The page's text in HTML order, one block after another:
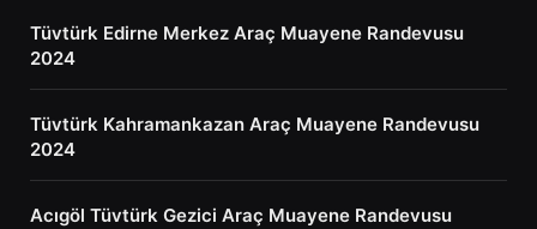
Tüvtürk Edirne Merkez Araç Muayene Randevusu
2024
Tüvtürk Kahramankazan Araç Muayene Randevusu
2024
Acıgöl Tüvtürk Gezici Araç Muayene Randevusu